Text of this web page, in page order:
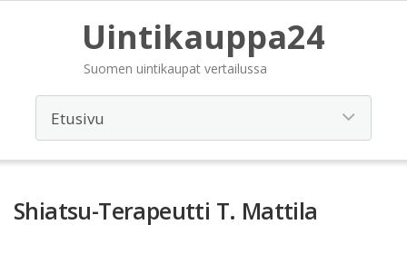
Uintikauppa24
Suomen uintikaupat vertailussa
Shiatsu-Terapeutti T. Mattila